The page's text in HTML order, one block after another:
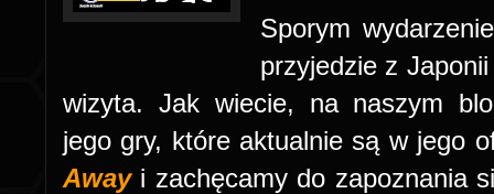
Sporym
przyjedzie z
wizyta. Jak wiecie, na naszym
jego gry, które aktualnie są w jego
Awayi zachęcamy do zapoznania